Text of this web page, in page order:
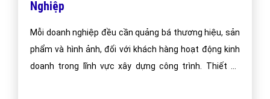
Nghiệp
Mỗi doanh nghiệp đều cần quảng bá thương hiệu, sản
phẩm và hình ảnh, đối với khách hàng hoạt động kinh
doanh trong lĩnh vực xây dựng công trình. Thiết kế